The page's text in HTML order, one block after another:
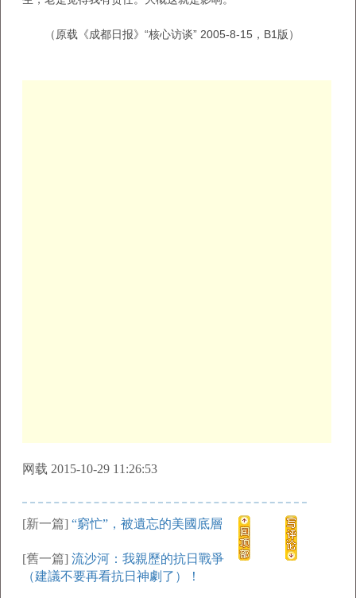
（原载《成都日报》“核心访谈” 2005-8-15，B1版）
网载 2015-10-29 11:26:53
[新一篇] “窮忙”，被遺忘的美國底層
[舊一篇] 流沙河：我親歷的抗日戰爭
（建議不要再看抗日神劇了）！